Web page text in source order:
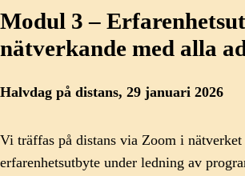
Modul 3 –
nätverkande med alla
Halvdag på distans, 29 januari 2026
Vi träffas på distans via Zoom i nätverket
erfarenhetsutbyte under ledning av